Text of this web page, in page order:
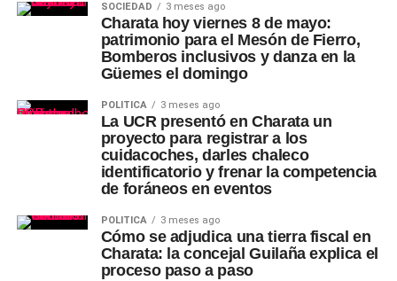
SOCIEDAD 3 meses ago
Charata hoy viernes 8 de mayo:
patrimonio para el Mesón de Fierro,
Bomberos inclusivos y danza en la
Güemes el domingo
POLÍTICA 3 meses ago
La UCR presentó en Charata un
proyecto para registrar a los
cuidacoches, darles chaleco
identificatorio y frenar la competencia
de foráneos en eventos
POLÍTICA 3 meses ago
Cómo se adjudica una tierra fiscal en
Charata: la concejal Guilaña explica el
proceso paso a paso